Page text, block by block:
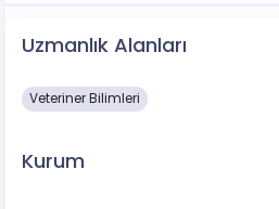
Uzmanlık Alanları
Veteriner Bilimleri
Kurum